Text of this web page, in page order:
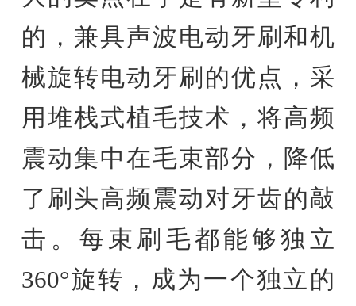
的，兼具声波电动牙刷和机
械旋转电动牙刷的优点，采
用堆栈式植毛技术，将高频
震动集中在毛束部分，降低
了刷头高频震动对牙齿的敲
击。每束刷毛都能够独立
360°旋转，成为一个独立的